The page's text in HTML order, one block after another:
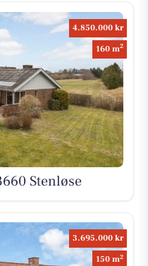
4.850.000 kr
160 m2
Stenløse
3.695.000 kr
150 m2